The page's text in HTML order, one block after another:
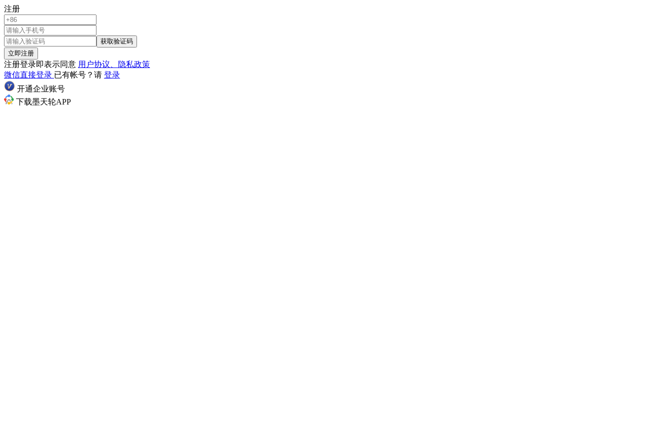
注册
获取验证码
立即注册
注册登录即表示同意 用户协议、隐私政策
微信直接登录 已有帐号？请 登录
开通企业账号
下载墨天轮APP